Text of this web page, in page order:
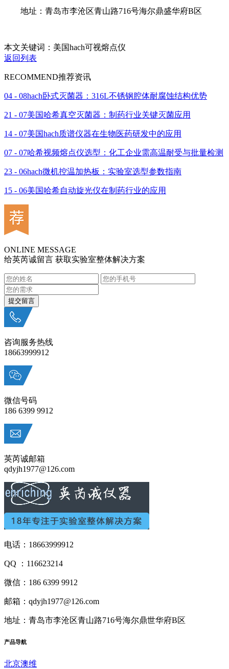
地址：青岛市李沧区青山路716号海尔鼎盛华府B区
本文关键词：美国hach可视熔点仪
返回列表
RECOMMEND推荐资讯
04 - 08hach卧式灭菌器：316L不锈钢腔体耐腐蚀结构优势
21 - 07美国哈希真空灭菌器：制药行业关键灭菌应用
14 - 07美国hach质谱仪器在生物医药研发中的应用
07 - 07哈希视频熔点仪选型：化工企业需高温耐受与批量检测
23 - 06hach微机控温加热板：实验室选型参数指南
15 - 06美国哈希自动旋光仪在制药行业的应用
ONLINE MESSAGE
给英芮诚留言 获取实验室整体解决方案
咨询服务热线
18663999912
微信号码
186 6399 9912
英芮诚邮箱
qdyjh1977@126.com
电话：18663999912
QQ ：116623214
微信：186 6399 9912
邮箱：qdyjh1977@126.com
地址：青岛市李沧区青山路716号海尔鼎世华府B区
产品导航
北京澳维